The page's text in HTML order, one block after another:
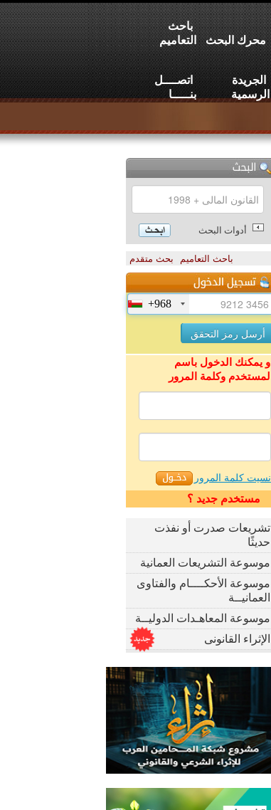
محرك البحث
باحث
التعاميم
الجريدة
الرسمية
اتصــــل
بنـــــا
أدوات البحث
باحث التعاميم بحث متقدم
+968
او يمكنك الدخول باسم
المستخدم وكلمة المرور
نسيت كلمة المرور
مستخدم جديد ؟
تشريعات صدرت أو نفذت
حديثًا
موسوعة التشريعات العمانية
موسوعة الأحكــــام والفتاوى
العمانيــة
موسوعة المعاهـدات الدوليــة
الإثراء القانونى